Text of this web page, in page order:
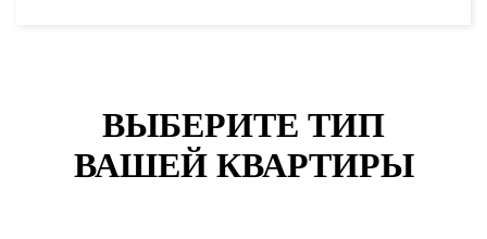
ВЫБЕРИТЕ ТИП
ВАШЕЙ КВАРТИРЫ